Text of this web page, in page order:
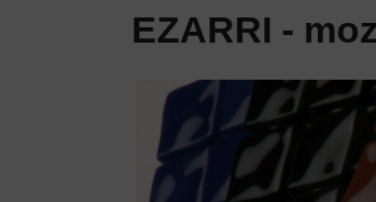
EZARRI -